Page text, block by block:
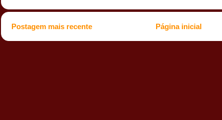
Postagem mais recente Página inicial